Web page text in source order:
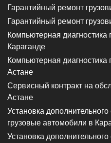
Гарантийный ремонт
Гарантийный ремонт
Компьютерная диагностика
Караганде
Компьютерная диагностика
Астане
Сервисный контракт на
Астане
Установка
грузовые автомобили в
Установка